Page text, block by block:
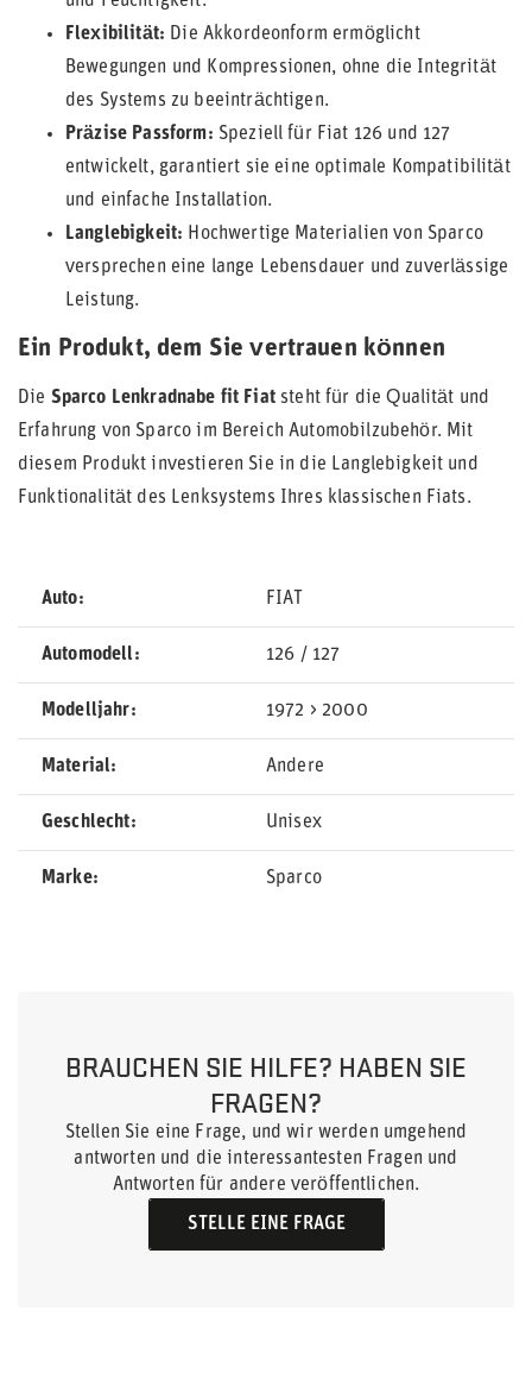
Flexibilität: Die Akkordeonform ermöglicht
Bewegungen und Kompressionen, ohne die Integrität
des Systems zu beeinträchtigen.
Präzise Passform: Speziell für Fiat 126 und 127
entwickelt, garantiert sie eine optimale Kompatibilität
und einfache Installation.
Langlebigkeit: Hochwertige Materialien von Sparco
versprechen eine lange Lebensdauer und zuverlässige
Leistung.
Ein Produkt, dem Sie vertrauen können
Die Sparco Lenkradnabe fit Fiatsteht für die Qualität und
Erfahrung von Sparco im Bereich Automobilzubehör. Mit
diesem Produkt investieren Sie in die Langlebigkeit und
Funktionalität des Lenksystems Ihres klassischen Fiats.
Auto FIAT
Automodell 126 / 127
Modelljahr 1972 > 2000
Material Andere
Geschlecht Unisex
Marke Sparco
BRAUCHEN SIE HILFE? HABEN SIE
FRAGEN?
Stellen Sie eine Frage, und wir werden umgehend
antworten und die interessantesten Fragen und
Antworten für andere veröffentlichen.
STELLE EINE FRAGE